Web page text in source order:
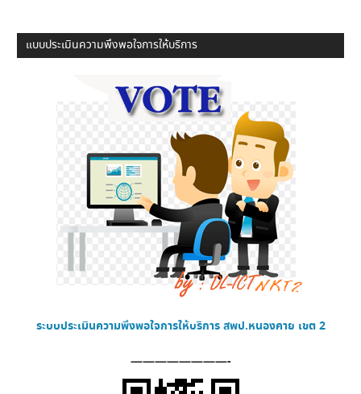
แบบประเมินความพึงพอใจการให้บริการ
ระบบประเมินความพึงพอใจการให้บริการสพป.หนองคาย เขต 2
————————-